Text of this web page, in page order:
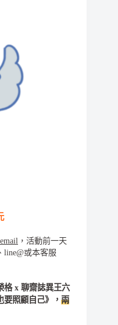
，活動前一天
line@或本客服
格 x 聊齋誌異王六
要照顧自己》， 兩